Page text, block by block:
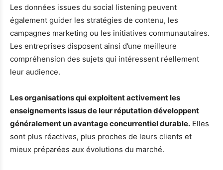
Les données issues du social listening peuvent
également guider les stratégies de contenu, les
campagnes marketing ou les initiatives communautaires.
Les entreprises disposent ainsi d’une meilleure
compréhension des sujets qui intéressent réellement
leur audience.
Les organisations qui exploitent activement les
enseignements issus de leur réputation développent
généralement un avantage concurrentiel durable. Elles
sont plus réactives, plus proches de leurs clients et
mieux préparées aux évolutions du marché.